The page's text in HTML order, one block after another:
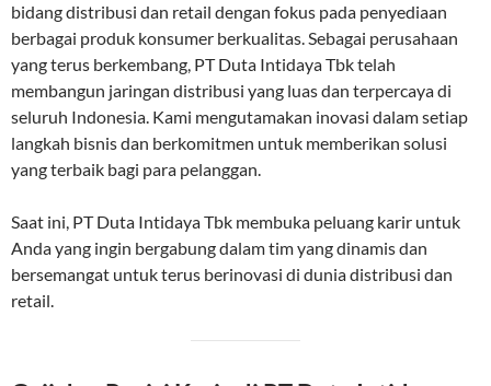
bidang distribusi dan retail dengan fokus pada penyediaan
berbagai produk konsumer berkualitas. Sebagai perusahaan
yang terus berkembang, PT Duta Intidaya Tbk telah
membangun jaringan distribusi yang luas dan terpercaya di
seluruh Indonesia. Kami mengutamakan inovasi dalam setiap
langkah bisnis dan berkomitmen untuk memberikan solusi
yang terbaik bagi para pelanggan.
Saat ini, PT Duta Intidaya Tbk membuka peluang karir untuk
Anda yang ingin bergabung dalam tim yang dinamis dan
bersemangat untuk terus berinovasi di dunia distribusi dan
retail.